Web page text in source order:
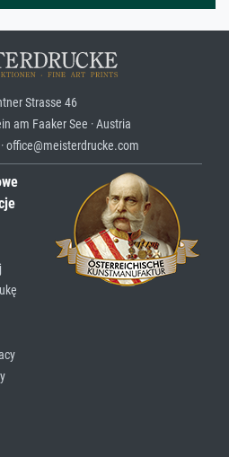
Strasse 46
am Faaker See · Austria
office@meisterdrucke.com